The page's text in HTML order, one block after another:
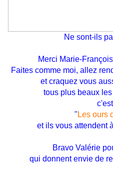
Ne sont-ils
Merci Marie-
Faites comme moi, allez
et craquez vous
tous plus beaux
" Les ours
et ils vous attendent
Bravo Valérie
qui donnent envie de